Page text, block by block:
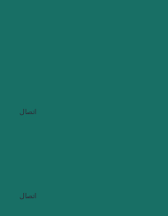
اتصال
اتصال